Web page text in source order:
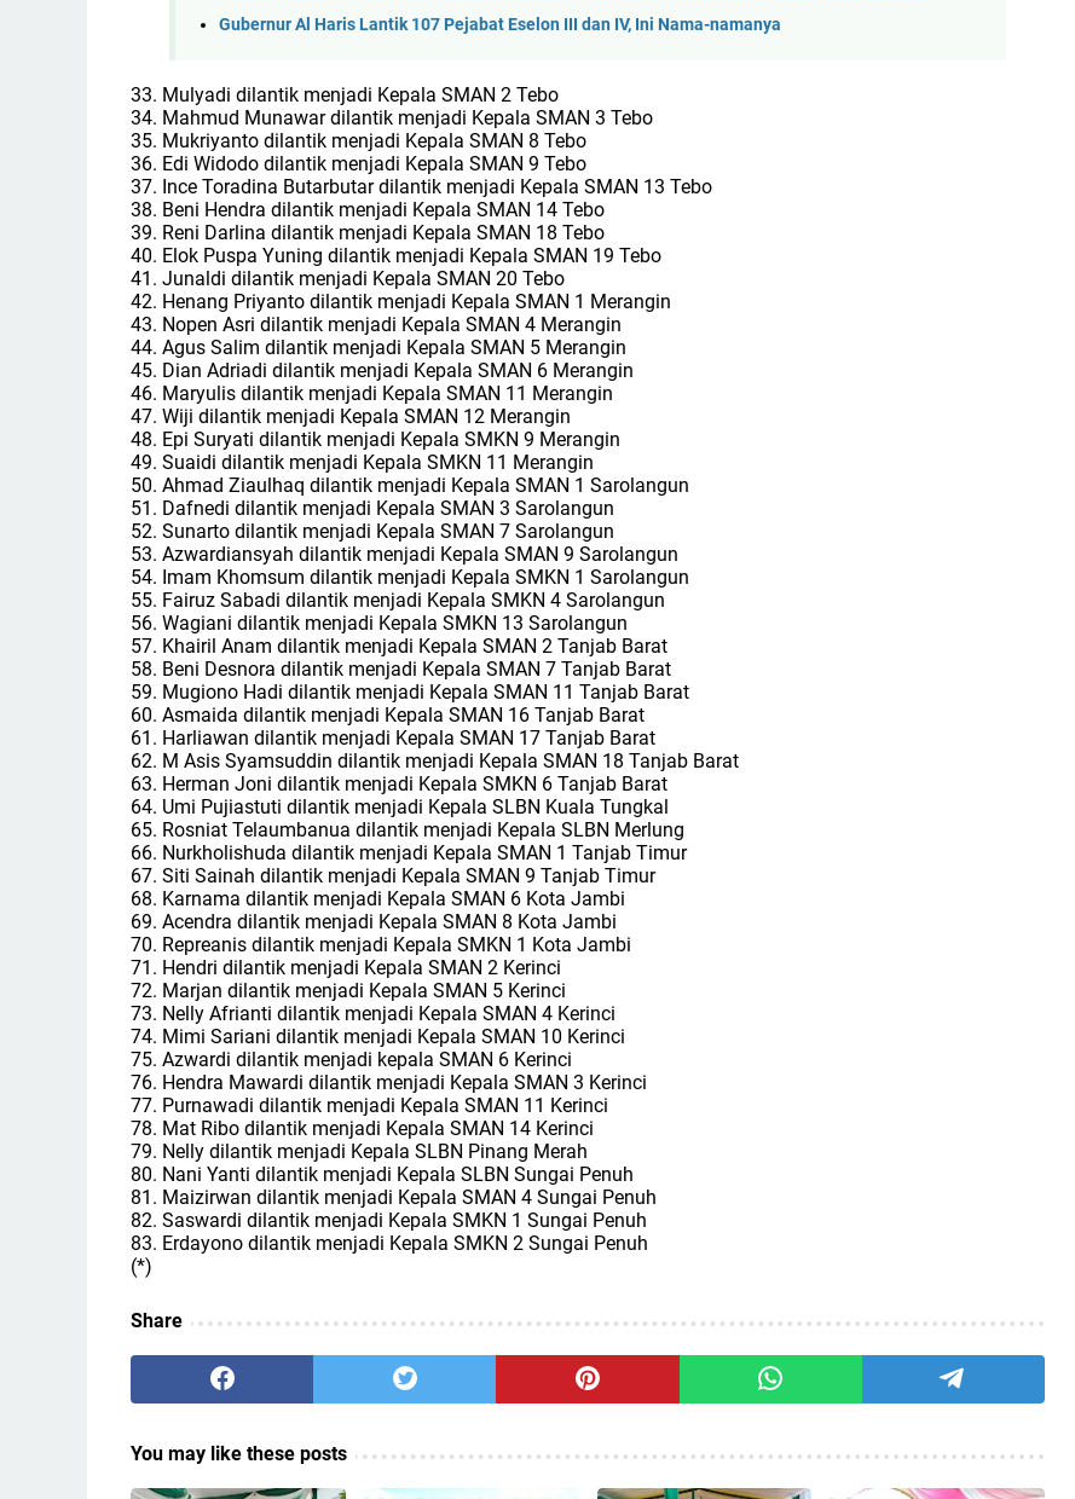
Gubernur Al Haris Lantik 107 Pejabat Eselon III dan IV, Ini Nama-namanya
33. Mulyadi dilantik menjadi Kepala SMAN 2 Tebo
34. Mahmud Munawar dilantik menjadi Kepala SMAN 3 Tebo
35. Mukriyanto dilantik menjadi Kepala SMAN 8 Tebo
36. Edi Widodo dilantik menjadi Kepala SMAN 9 Tebo
37. Ince Toradina Butarbutar dilantik menjadi Kepala SMAN 13 Tebo
38. Beni Hendra dilantik menjadi Kepala SMAN 14 Tebo
39. Reni Darlina dilantik menjadi Kepala SMAN 18 Tebo
40. Elok Puspa Yuning dilantik menjadi Kepala SMAN 19 Tebo
41. Junaldi dilantik menjadi Kepala SMAN 20 Tebo
42. Henang Priyanto dilantik menjadi Kepala SMAN 1 Merangin
43. Nopen Asri dilantik menjadi Kepala SMAN 4 Merangin
44. Agus Salim dilantik menjadi Kepala SMAN 5 Merangin
45. Dian Adriadi dilantik menjadi Kepala SMAN 6 Merangin
46. Maryulis dilantik menjadi Kepala SMAN 11 Merangin
47. Wiji dilantik menjadi Kepala SMAN 12 Merangin
48. Epi Suryati dilantik menjadi Kepala SMKN 9 Merangin
49. Suaidi dilantik menjadi Kepala SMKN 11 Merangin
50. Ahmad Ziaulhaq dilantik menjadi Kepala SMAN 1 Sarolangun
51. Dafnedi dilantik menjadi Kepala SMAN 3 Sarolangun
52. Sunarto dilantik menjadi Kepala SMAN 7 Sarolangun
53. Azwardiansyah dilantik menjadi Kepala SMAN 9 Sarolangun
54. Imam Khomsum dilantik menjadi Kepala SMKN 1 Sarolangun
55. Fairuz Sabadi dilantik menjadi Kepala SMKN 4 Sarolangun
56. Wagiani dilantik menjadi Kepala SMKN 13 Sarolangun
57. Khairil Anam dilantik menjadi Kepala SMAN 2 Tanjab Barat
58. Beni Desnora dilantik menjadi Kepala SMAN 7 Tanjab Barat
59. Mugiono Hadi dilantik menjadi Kepala SMAN 11 Tanjab Barat
60. Asmaida dilantik menjadi Kepala SMAN 16 Tanjab Barat
61. Harliawan dilantik menjadi Kepala SMAN 17 Tanjab Barat
62. M Asis Syamsuddin dilantik menjadi Kepala SMAN 18 Tanjab Barat
63. Herman Joni dilantik menjadi Kepala SMKN 6 Tanjab Barat
64. Umi Pujiastuti dilantik menjadi Kepala SLBN Kuala Tungkal
65. Rosniat Telaumbanua dilantik menjadi Kepala SLBN Merlung
66. Nurkholishuda dilantik menjadi Kepala SMAN 1 Tanjab Timur
67. Siti Sainah dilantik menjadi Kepala SMAN 9 Tanjab Timur
68. Karnama dilantik menjadi Kepala SMAN 6 Kota Jambi
69. Acendra dilantik menjadi Kepala SMAN 8 Kota Jambi
70. Repreanis dilantik menjadi Kepala SMKN 1 Kota Jambi
71. Hendri dilantik menjadi Kepala SMAN 2 Kerinci
72. Marjan dilantik menjadi Kepala SMAN 5 Kerinci
73. Nelly Afrianti dilantik menjadi Kepala SMAN 4 Kerinci
74. Mimi Sariani dilantik menjadi Kepala SMAN 10 Kerinci
75. Azwardi dilantik menjadi kepala SMAN 6 Kerinci
76. Hendra Mawardi dilantik menjadi Kepala SMAN 3 Kerinci
77. Purnawadi dilantik menjadi Kepala SMAN 11 Kerinci
78. Mat Ribo dilantik menjadi Kepala SMAN 14 Kerinci
79. Nelly dilantik menjadi Kepala SLBN Pinang Merah
80. Nani Yanti dilantik menjadi Kepala SLBN Sungai Penuh
81. Maizirwan dilantik menjadi Kepala SMAN 4 Sungai Penuh
82. Saswardi dilantik menjadi Kepala SMKN 1 Sungai Penuh
83. Erdayono dilantik menjadi Kepala SMKN 2 Sungai Penuh
(*)
Share
You may like these posts